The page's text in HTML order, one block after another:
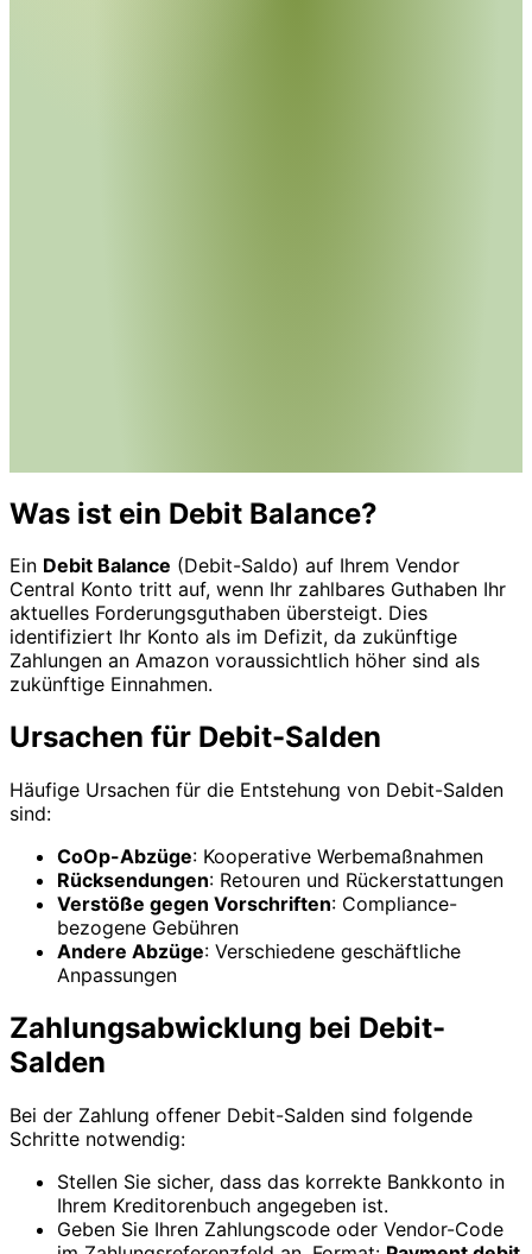
Was ist ein Debit Balance?
Ein Debit Balance (Debit-Saldo) auf Ihrem Vendor
Central Konto tritt auf, wenn Ihr zahlbares Guthaben Ihr
aktuelles Forderungsguthaben übersteigt. Dies
identifiziert Ihr Konto als im Defizit, da zukünftige
Zahlungen an Amazon voraussichtlich höher sind als
zukünftige Einnahmen.
Ursachen für Debit-Salden
Häufige Ursachen für die Entstehung von Debit-Salden
sind:
CoOp-Abzüge: Kooperative Werbemaßnahmen
Rücksendungen: Retouren und Rückerstattungen
Verstöße gegen Vorschriften: Compliance-
bezogene Gebühren
Andere Abzüge: Verschiedene geschäftliche
Anpassungen
Zahlungsabwicklung bei Debit-
Salden
Bei der Zahlung offener Debit-Salden sind folgende
Schritte notwendig:
Stellen Sie sicher, dass das korrekte Bankkonto in
Ihrem Kreditorenbuch angegeben ist.
Geben Sie Ihren Zahlungscode oder Vendor-Code